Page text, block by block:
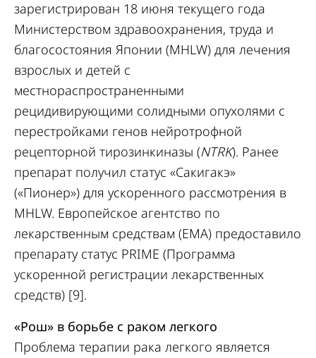
зарегистрирован 18 июня текущего года
Министерством здравоохранения, труда и
благосостояния Японии (MHLW) для лечения
взрослых и детей с
местнораспространенными
рецидивирующими солидными опухолями с
перестройками генов нейротрофной
рецепторной тирозинкиназы (NTRK). Ранее
препарат получил статус «Сакигакэ»
(«Пионер») для ускоренного рассмотрения в
MHLW. Европейское агентство по
лекарственным средствам (EMA) предоставило
препарату статус PRIME (Программа
ускоренной регистрации лекарственных
средств) [9].
«Рош» в борьбе с раком легкого
Проблема терапии рака легкого является